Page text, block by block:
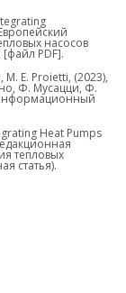
насосов
PDF].
E. Proietti, (2023),
Ф. Мусацци, Ф.
Heat Pumps
тепловых
статья).